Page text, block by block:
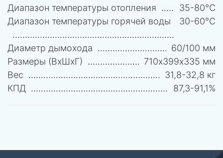
Диапазон температуры отопления
35-80°C
Диапазон температуры горячей воды
30-60°C
Диаметр дымохода
60/100 мм
Размеры (ВхШхГ)
710х399х335 мм
Вес
31,8-32,8 кг
КПД
87,3-91,1%